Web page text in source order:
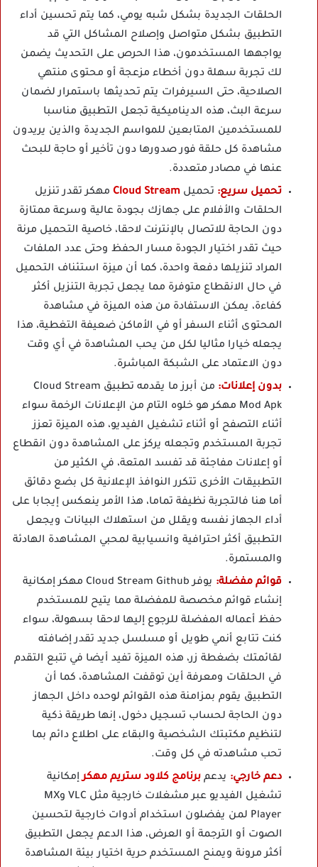
الحلقات الجديدة بشكل شبه يومي، كما يتم تحسين أداء
التطبيق بشكل متواصل وإصلاح المشاكل التي قد
يواجهها المستخدمون، هذا الحرص على التحديث يضمن
لك تجربة سهلة دون أخطاء مزعجة أو محتوى منتهي
الصلاحية، حتى السيرفرات يتم تحديثها باستمرار لضمان
سرعة البث، هذه الديناميكية تجعل التطبيق مناسبا
للمستخدمين المتابعين للمواسم الجديدة والذين يريدون
مشاهدة كل حلقة فور صدورها دون تأخير أو حاجة للبحث
عنها في مصادر متعددة.
تحميل سريع: تحميل Cloud Stream مهكر تقدر تنزيل
الحلقات والأفلام على جهازك بجودة عالية وسرعة ممتازة
دون الحاجة للاتصال بالإنترنت لاحقا، خاصية التحميل مرنة
حيث تقدر اختيار الجودة مسار الحفظ وحتى عدد الملفات
المراد تنزيلها دفعة واحدة، كما أن ميزة استئناف التحميل
في حال الانقطاع متوفرة مما يجعل تجربة التنزيل أكثر
كفاءة، يمكن الاستفادة من هذه الميزة في مشاهدة
المحتوى أثناء السفر أو في الأماكن ضعيفة التغطية، هذا
يجعله خيارا مثاليا لكل من يحب المشاهدة في أي وقت
دون الاعتماد على الشبكة المباشرة.
بدون إعلانات:
من أبرز ما يقدمه تطبيق Cloud Stream
Mod Apk مهكر هو خلوه التام من الإعلانات الرخمة سواء
أثناء التصفح أو أثناء تشغيل الفيديو، هذه الميزة تعزز
تجربة المستخدم وتجعله يركز على المشاهدة دون انقطاع
أو إعلانات مفاجئة قد تفسد المتعة، في الكثير من
التطبيقات الأخرى تتكرر النوافذ الإعلانية كل بضع دقائق
أما هنا فالتجربة نظيفة تماما، هذا الأمر ينعكس إيجابا على
أداء الجهاز نفسه ويقلل من استهلاك البيانات ويجعل
التطبيق أكثر احترافية وانسيابية لمحبي المشاهدة الهادئة
والمستمرة.
قوائم مفضلة:
يوفر Cloud Stream Github مهكر إمكانية
إنشاء قوائم مخصصة للمفضلة مما يتيح للمستخدم
حفظ أعماله المفضلة للرجوع إليها لاحقا بسهولة، سواء
كنت تتابع أنمي طويل أو مسلسل جديد تقدر إضافته
لقائمتك بضغطة زر، هذه الميزة تفيد أيضا في تتبع التقدم
في الحلقات ومعرفة أين توقفت المشاهدة، كما أن
التطبيق يقوم بمزامنة هذه القوائم لوحده داخل الجهاز
دون الحاجة لحساب تسجيل دخول، إنها طريقة ذكية
لتنظيم مكتبتك الشخصية والبقاء على اطلاع دائم بما
تحب مشاهدته في كل وقت.
دعم خارجي: يدعم برنامج كلاود ستريم مهكرإمكانية
تشغيل الفيديو عبر مشغلات خارجية مثل VLC وMX
Player لمن يفضلون استخدام أدوات خارجية لتحسين
الصوت أو الترجمة أو العرض، هذا الدعم يجعل التطبيق
أكثر مرونة ويمنح المستخدم حرية اختيار بيئة المشاهدة